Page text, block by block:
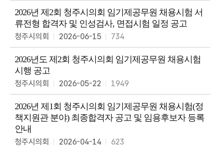
2026년 제2회 청주시의회 임기제공무원 채용시험 서
류전형 합격자 및 인성검사, 면접시험 일정 공고
청주시의회 2026-06-15 734
2026년도 제2회 청주시의회 임기제공무원 채용시험
시행 공고
청주시의회 2026-05-22 1949
2026년 제1회 청주시의회 임기제공무원 채용시험(정
책지원관 분야) 최종합격자 공고 및 임용후보자 등록
안내
청주시의회 2026-04-14 623